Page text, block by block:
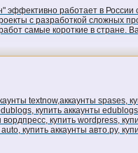
эффективно работает в
с разработкой сложных
самые короткие в стране.
textnow,аккаунты spases,
купить аккаунты
вордпресс, купить wordpress,
купить аккаунты авто.ру,